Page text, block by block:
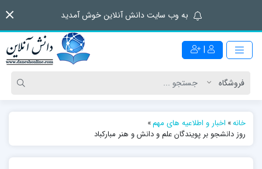
به وب سایت دانش آنلاین خوش آمدید
|
خانه» اخبار و اطلاعیه های مهم»
روز دانشجو بر پویندگان علم و دانش و هنر مبارکباد